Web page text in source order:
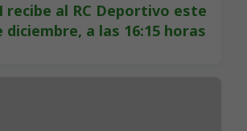
recibe al RC Deportivo este
diciembre, a las 16:15 horas